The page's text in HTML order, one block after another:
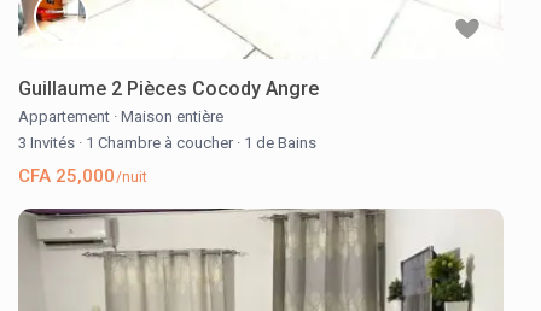
Guillaume 2 Pièces Cocody Angre
Appartement · Maison entière
3 Invités · 1 Chambre à coucher · 1 de Bains
CFA 25,000/nuit